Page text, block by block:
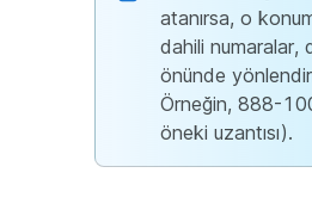
atanırsa, o
dahili numaralar,
önünde
Örneğin, 888-
öneki uzantısı).